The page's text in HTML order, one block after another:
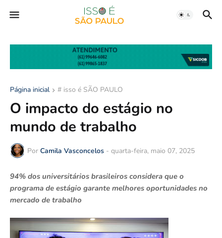
Página inicial # isso é SÃO PAULO
O impacto do estágio no
mundo de trabalho
Por Camila Vasconcelos - quarta-feira, maio 07, 2025
94% dos universitários brasileiros considera que o
programa de estágio garante melhores oportunidades no
mercado de trabalho